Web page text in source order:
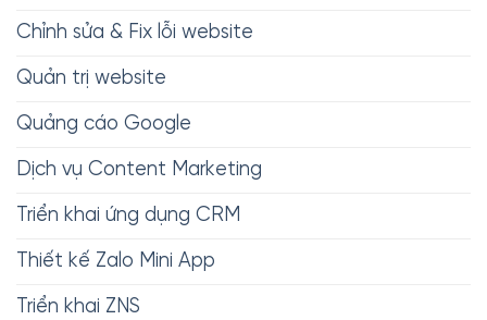
Chỉnh sửa & Fix lỗi website
Quản trị website
Quảng cáo Google
Dịch vụ Content Marketing
Triển khai ứng dụng CRM
Thiết kế Zalo Mini App
Triển khai ZNS